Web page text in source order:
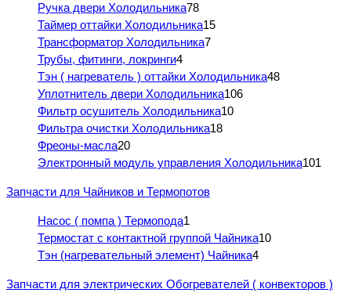
Ручка двери Холодильника78
Таймер оттайки Холодильника15
Трансформатор Холодильника7
Трубы, фитинги, локринги4
Тэн ( нагреватель ) оттайки Холодильника48
Уплотнитель двери Холодильника106
Фильтр осушитель Холодильника10
Фильтра очистки Холодильника18
Фреоны-масла20
Электронный модуль управления Холодильника101
Запчасти для Чайников и Термопотов
Насос ( помпа ) Термопода1
Термостат с контактной группой Чайника10
Тэн (нагревательный элемент) Чайника4
Запчасти для электрических Обогревателей ( конвекторов )